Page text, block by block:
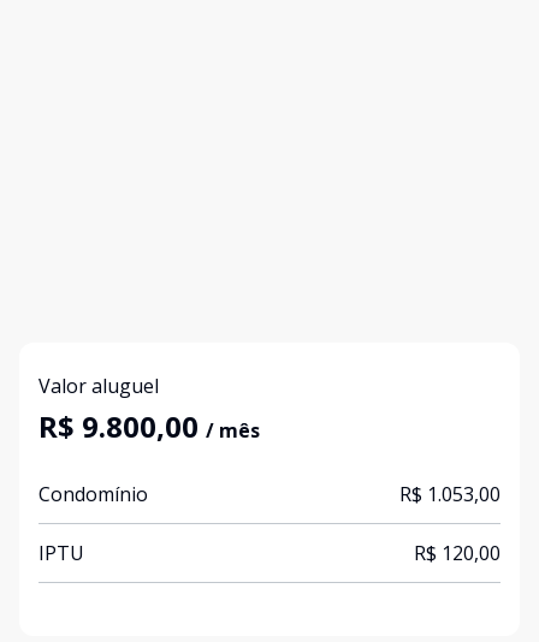
Valor aluguel
R$ 9.800,00 / mês
Condomínio R$ 1.053,00
IPTU R$ 120,00